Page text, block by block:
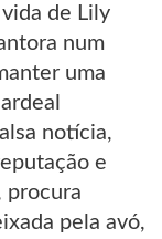
de Lily
num
uma
notícia,
e
procura
pela avó,